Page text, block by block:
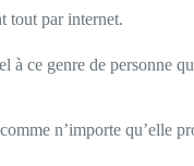
par internet.
ce genre de personne
n’importe qu’elle